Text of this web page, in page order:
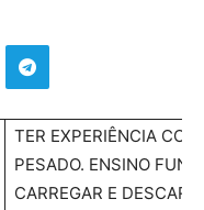
TER EXPERIÊNCIA
PESADO. ENSINO
CARREGAR E